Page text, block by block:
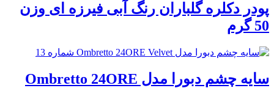
پودر دکلره گلباران رنگ آبی فیرزه ای وزن
50 گرم
سایه چشم دبورا مدل Ombretto 24ORE